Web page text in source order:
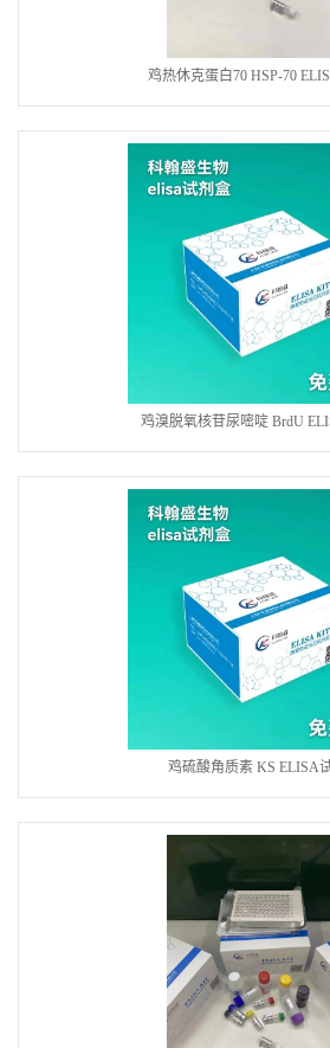
鸡热休克蛋白70 HSP-70
鸡溴脱氧核苷尿嘧啶 BrdU
鸡硫酸角质素 KS ELISA